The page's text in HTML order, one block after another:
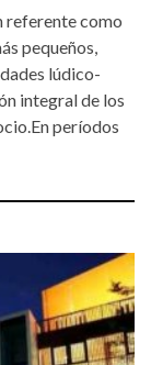
referente como
pequeños,
lúdico-
integral de los
períodos